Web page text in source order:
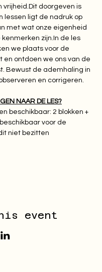
vrijheid.Dit doorgeven is
lessen ligt de nadruk op
met wat onze eigenheid
kenmerken zijn.In de les
we plaats voor de
en ontdoen we ons van de
Bewust de ademhaling in
en corrigeren.
NAAR DE LES?
beschikbaar: 2 blokken +
voor de
niet bezitten
event